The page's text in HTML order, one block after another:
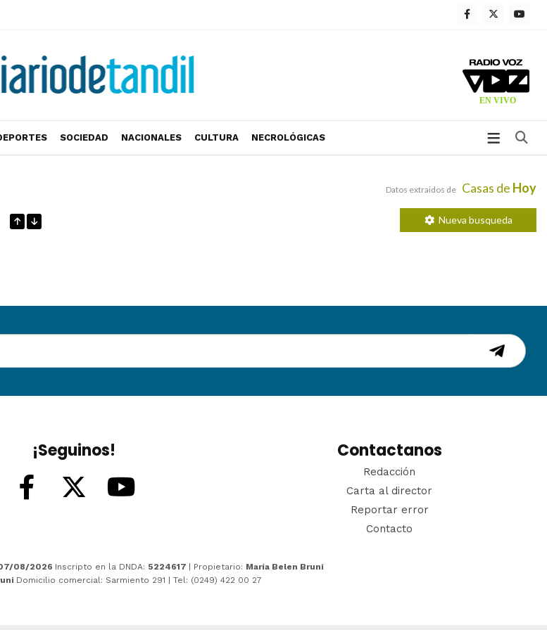
SOCIEDAD NACIONALES CULTURA NECROLÓGICAS
Datos extraidos de Casas de Hoy
Nueva busqueda
¡Seguinos! Contactanos
Redacción
Carta al director
Reportar error
Contacto
08/2026 Inscripto en la DNDA: 5224617 | Propietario: María Belen Bruni
Domicilio comercial: Sarmiento 291 | Tel: (0249) 422 00 27